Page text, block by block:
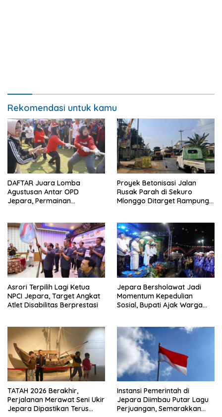
Rekomendasi untuk kamu
DAFTAR Juara Lomba
Agustusan Antar OPD
Jepara, Permainan
Proyek Betonisasi Jalan
Rusak Parah di Sekuro
Mlonggo Ditarget Rampung
Asrori Terpilih Lagi Ketua
NPCI Jepara, Target Angkat
Atlet Disabilitas Berprestasi
Jepara Bersholawat Jadi
Momentum Kepedulian
Sosial, Bupati Ajak Warga
TATAH 2026 Berakhir,
Perjalanan Merawat Seni Ukir
Jepara Dipastikan Terus
Instansi Pemerintah di
Jepara Diimbau Putar Lagu
Perjuangan, Semarakkan